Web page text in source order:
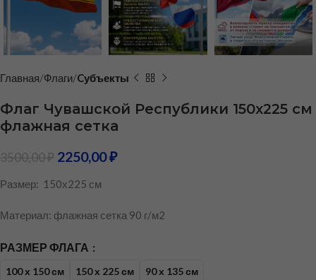
Главная Флаги Cубъекты
Флаг Чувашской Республики 150х225 см
флажная сетка
3500,00₽ 2250,00₽
Размер: 150х225 см
Материал: флажная сетка 90 г/м2
РАЗМЕР ФЛАГА
100 х 150 см 150 х 225 см 90 х 135 см